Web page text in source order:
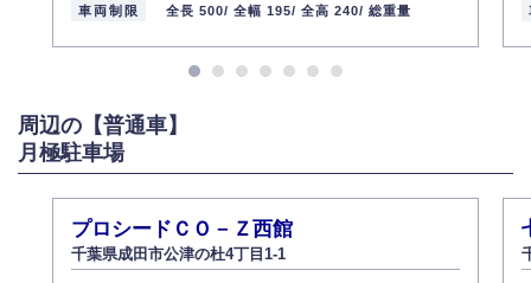
お客様ご本人から自己の個人情報開示の請求があった場合、すみやかに開
ん）。
また、個人情報の内容に誤りがあり、ご本人から訂正・追加・削除の請求
6.個人情報管理の社内教育
弊社社員全員が、個人情報の取り扱いについての重要性を理解し、より適
切に管理するよう社内教育を実施してまいります。
代表取締役社長 野口 幸男
車両制限
全長 500/ 全幅 195/ 全高 240/ 総重量
周辺の【普通車】
月極駐車場
プロシードＣＯ－Ｚ西館
千葉県成田市公津の杜4丁目1-1